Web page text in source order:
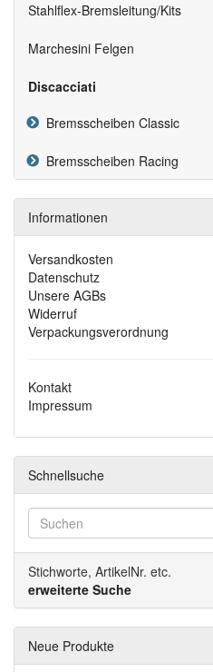
Stahlflex-Bremsleitung/Kits
Marchesini Felgen
Discacciati
Bremsscheiben Classic
Bremsscheiben Racing
Informationen
Versandkosten
Datenschutz
Unsere AGBs
Widerruf
Verpackungsverordnung
Kontakt
Impressum
Schnellsuche
Stichworte, ArtikelNr. etc.
erweiterte Suche
Neue Produkte